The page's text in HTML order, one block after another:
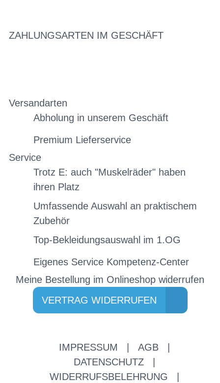
ZAHLUNGSARTEN IM GESCHÄFT
Versandarten
Abholung in unserem Geschäft
Premium Lieferservice
Service
Trotz E: auch "Muskelräder" haben
ihren Platz
Umfassende Auswahl an praktischem
Zubehör
Top-Bekleidungsauswahl im 1.OG
Eigenes Service Kompetenz-Center
Meine Bestellung im Onlineshop widerrufen
VERTRAG WIDERRUFEN
IMPRESSUM AGB
DATENSCHUTZ
WIDERRUFSBELEHRUNG